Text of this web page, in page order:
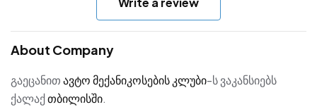
About Company
გაეცანითავტო მექანიკოსების კლუბი-ს ვაკანსიებს
ქალაქთბილისში.